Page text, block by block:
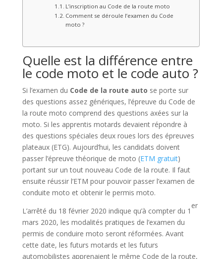
L’inscription au Code de la route moto
Comment se déroule l’examen du Code
moto ?
Quelle est la différence entre
le code moto et le code auto ?
Si l’examen du Code de la route auto se porte sur
des questions assez génériques, l’épreuve du Code de
la route moto comprend des questions axées sur la
moto. Si les apprentis motards devaient répondre à
des questions spéciales deux roues lors des épreuves
plateaux (ETG). Aujourd’hui, les candidats doivent
passer l’épreuve théorique de moto (ETM gratuit)
portant sur un tout nouveau Code de la route. Il faut
ensuite réussir l’ETM pour pouvoir passer l’examen de
conduite moto et obtenir le permis moto.
L’arrêté du 18 février 2020 indique qu’à compter du 1
er
mars 2020, les modalités pratiques de l’examen du
permis de conduire moto seront réformées. Avant
cette date, les futurs motards et les futurs
automobilistes apprenaient le même Code de la route,